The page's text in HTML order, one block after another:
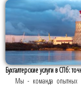
Бухгалтерские услуги в СПб:
Мы - команда опытных